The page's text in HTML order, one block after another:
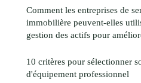
Comment les entreprises de
immobilière peuvent-elles
gestion des actifs pour
10 critères pour sélectionner
d'équipement professionnel